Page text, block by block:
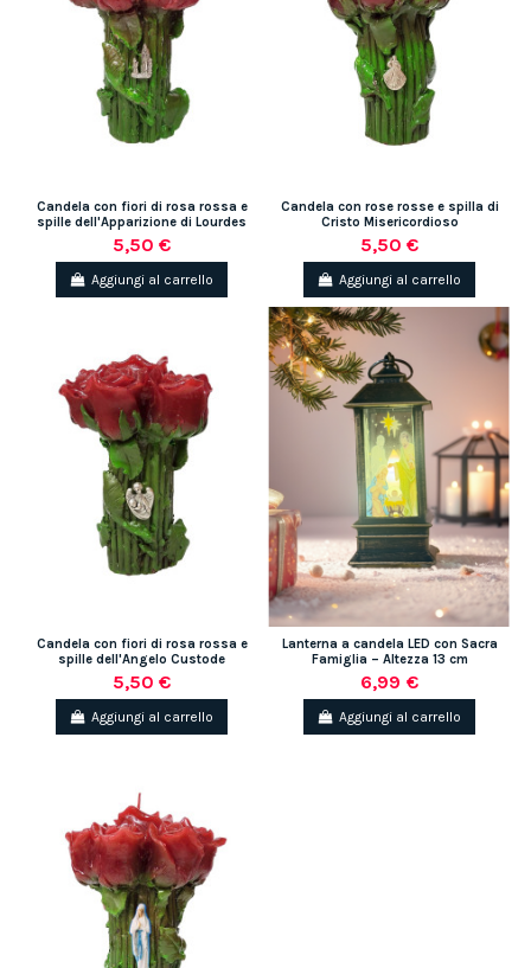
Candela con fiori di rosa rossa e
spille dell'Apparizione di Lourdes
5,50 €
Aggiungi al carrello
Candela con rose rosse e spilla di
Cristo Misericordioso
5,50 €
Aggiungi al carrello
Candela con fiori di rosa rossa e
spille dell'Angelo Custode
5,50 €
Aggiungi al carrello
Lanterna a candela LED con Sacra
Famiglia – Altezza 13 cm
6,99 €
Aggiungi al carrello